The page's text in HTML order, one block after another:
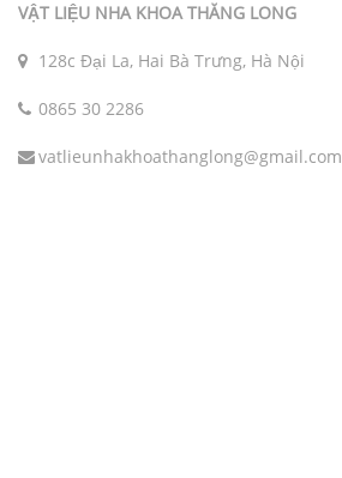
VẬT LIỆU NHA KHOA THĂNG LONG
128c Đại La, Hai Bà Trưng, Hà Nội
0865 30 2286
vatlieunhakhoathanglong@gmail.com